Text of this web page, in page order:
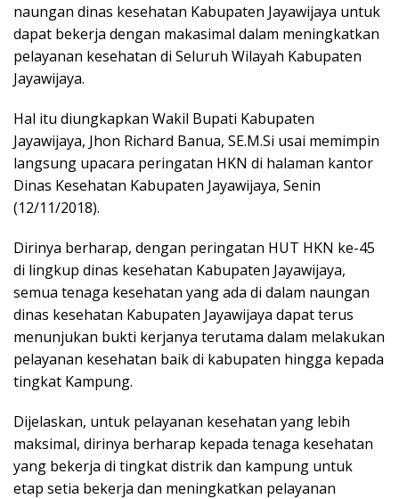
naungan dinas kesehatan Kabupaten Jayawijaya untuk
dapat bekerja dengan makasimal dalam meningkatkan
pelayanan kesehatan di Seluruh Wilayah Kabupaten
Jayawijaya.
Hal itu diungkapkan Wakil Bupati Kabupaten
Jayawijaya, Jhon Richard Banua, SE.M.Si usai memimpin
langsung upacara peringatan HKN di halaman kantor
Dinas Kesehatan Kabupaten Jayawijaya, Senin
(12/11/2018).
Dirinya berharap, dengan peringatan HUT HKN ke-45
di lingkup dinas kesehatan Kabupaten Jayawijaya,
semua tenaga kesehatan yang ada di dalam naungan
dinas kesehatan Kabupaten Jayawijaya dapat terus
menunjukan bukti kerjanya terutama dalam melakukan
pelayanan kesehatan baik di kabupaten hingga kepada
tingkat Kampung.
Dijelaskan, untuk pelayanan kesehatan yang lebih
maksimal, dirinya berharap kepada tenaga kesehatan
yang bekerja di tingkat distrik dan kampung untuk
etap setia bekerja dan meningkatkan pelayanan